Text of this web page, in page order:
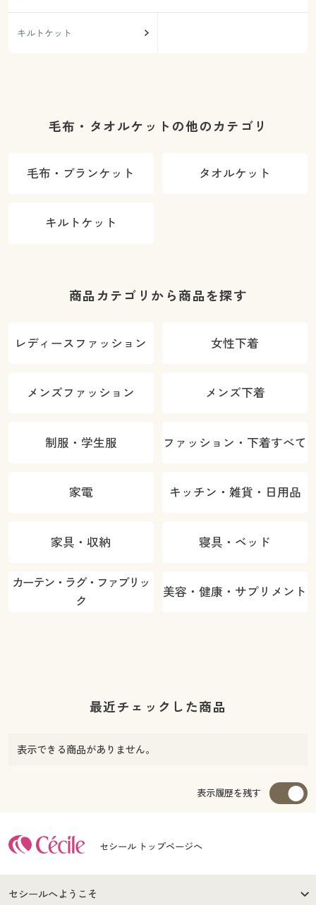
キルトケット
毛布・タオルケットの他のカテゴリ
毛布・ブランケット タオルケット
キルトケット
商品カテゴリから商品を探す
レディースファッション 女性下着
メンズファッション メンズ下着
制服・学生服 ファッション・下着すべて
家電 キッチン・雑貨・日用品
家具・収納 寝具・ベッド
カーテン・ラグ・ファブリッ
ク
美容・健康・サプリメント
最近チェックした商品
表示できる商品がありません。
表示履歴を残す
セシール トップページへ
セシールへようこそ